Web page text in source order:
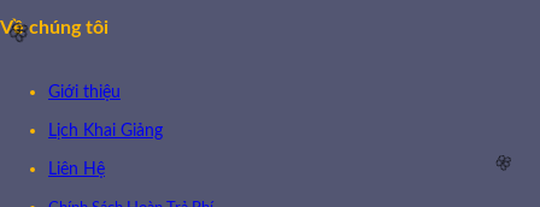
🌸
🌸
Về chúng tôi
Giới thiệu
Lịch Khai Giảng
Liên Hệ